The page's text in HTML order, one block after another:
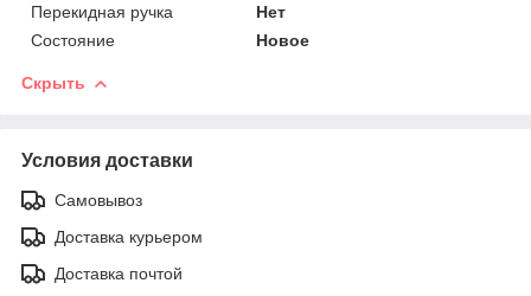
Перекидная ручка
Нет
Состояние
Новое
Скрыть
Условия доставки
Самовывоз
Доставка курьером
Доставка почтой